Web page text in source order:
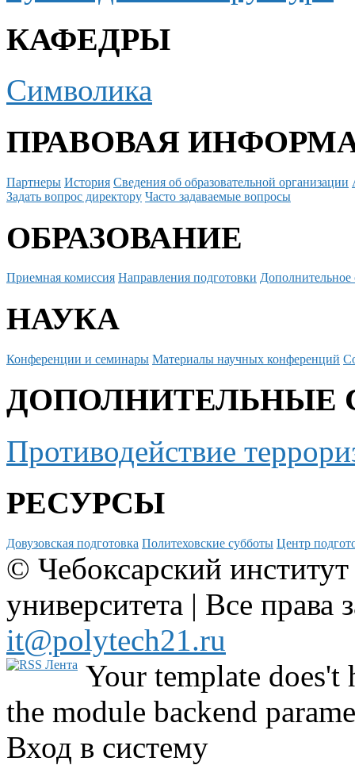
КАФЕДРЫ
Символика
ПРАВОВАЯ
Партнеры История Сведения об образовательной организации
Задать вопрос директору Часто задаваемые вопросы
ОБРАЗОВАНИЕ
Приемная комиссия Направления подготовки Дополнительное
НАУКА
Конференции и семинары Материалы научных конференций
ДОПОЛНИТЕЛЬНЫЕ
Противодействие
РЕСУРСЫ
Довузовская подготовка Политеховские субботы Центр
© Чебоксарский
университета | Все
it@polytech21.ru
Your template
the module backend
Вход в систему